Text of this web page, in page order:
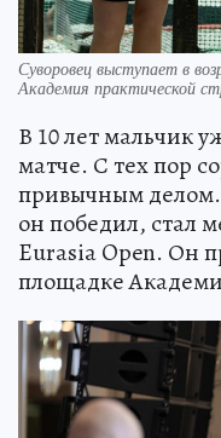
Суворовец выступает в
Академия практической
В 10 лет мальчик
матче. С тех пор
привычным
он победил, стал
Eurasia Open. Он
площадке